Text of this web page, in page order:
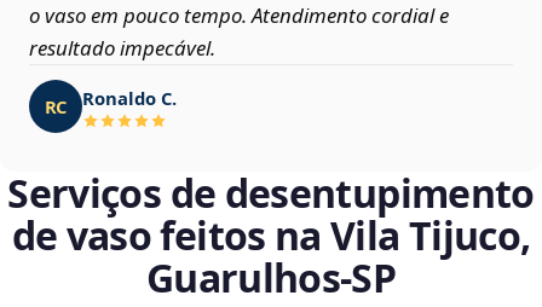
o vaso em pouco tempo. Atendimento cordial e
resultado impecável.
RC Ronaldo C.
Serviços de desentupimento
de vaso feitos na Vila Tijuco,
Guarulhos‑SP